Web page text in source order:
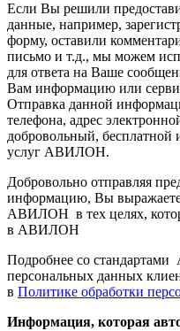
Если Вы решили
данные, например,
форму, оставили
письмо и т.д., мы можем
для ответа на Ваше
Вам информацию или
Отправка данной
телефона, адрес
добровольный, бесплатной
услуг АВИЛОН.
Добровольно отправляя
информацию, Вы выражаете
АВИЛОН в тех целях,
в АВИЛОН
Подробнее со
персональных данных
в Политике обработки
Информация, которая